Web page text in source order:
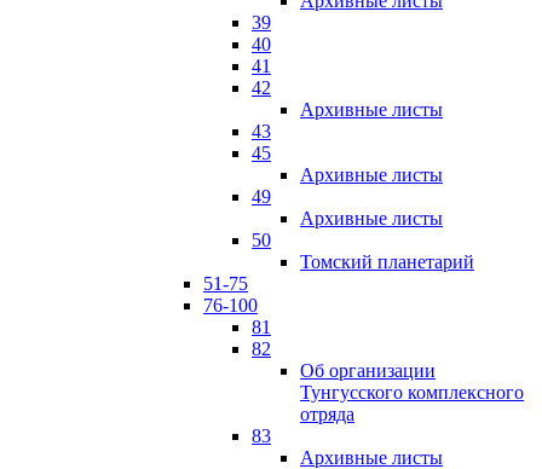
39
40
41
42
Архивные листы
43
45
Архивные листы
49
Архивные листы
50
Томский планетарий
51-75
76-100
81
82
Об организации
Тунгусского комплексного
отряда
83
Архивные листы